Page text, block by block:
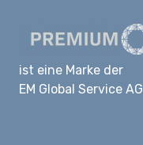
ist eine Marke der
EM Global Service AG